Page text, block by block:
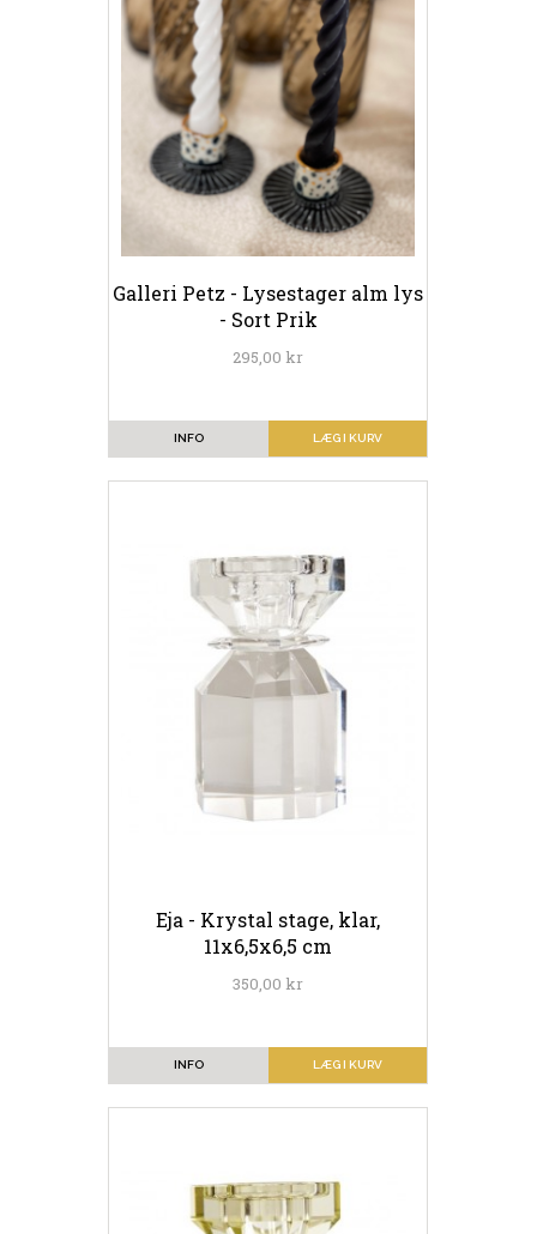
Galleri Petz - Lysestager alm lys
- Sort Prik
295,00 kr
LÆG I KURV
INFO
Eja - Krystal stage, klar,
11x6,5x6,5 cm
350,00 kr
LÆG I KURV
INFO